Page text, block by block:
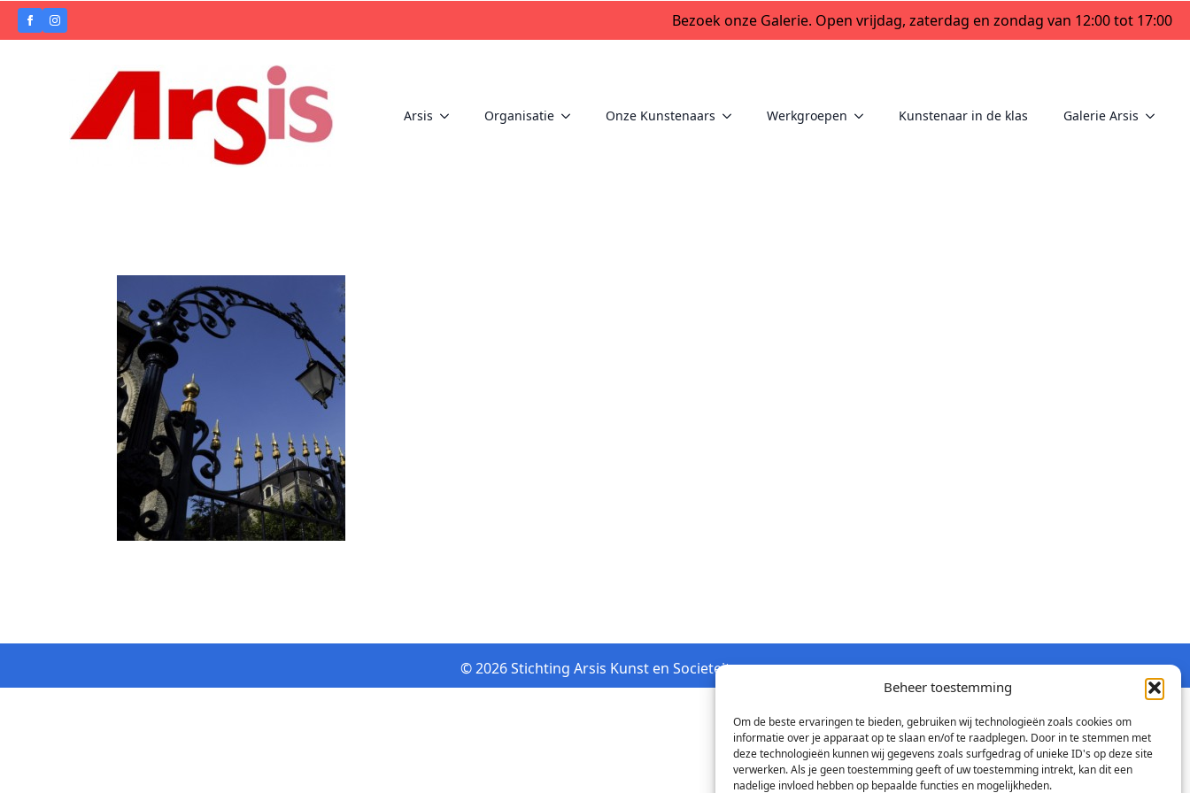
Beheer toestemming
Om de beste ervaringen te bieden, gebruiken wij technologieën zoals cookies om
informatie over je apparaat op te slaan en/of te raadplegen. Door in te stemmen met
deze technologieën kunnen wij gegevens zoals surfgedrag of unieke ID's op deze site
verwerken. Als je geen toestemming geeft of uw toestemming intrekt, kan dit een
nadelige invloed hebben op bepaalde functies en mogelijkheden.
Bezoek onze Galerie. Open vrijdag, zaterdag en zondag van 12:00 tot 17:00
Arsis Organisatie Onze Kunstenaars Werkgroepen Kunstenaar in de klas Galerie Arsis
© 2026 Stichting Arsis Kunst en Societeit